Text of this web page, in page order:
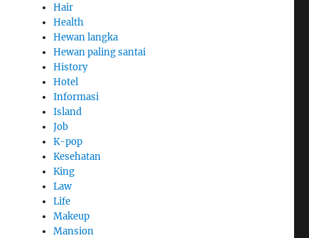
Hair
Health
Hewan langka
Hewan paling santai
History
Hotel
Informasi
Island
Job
K-pop
Kesehatan
King
Law
Life
Makeup
Mansion